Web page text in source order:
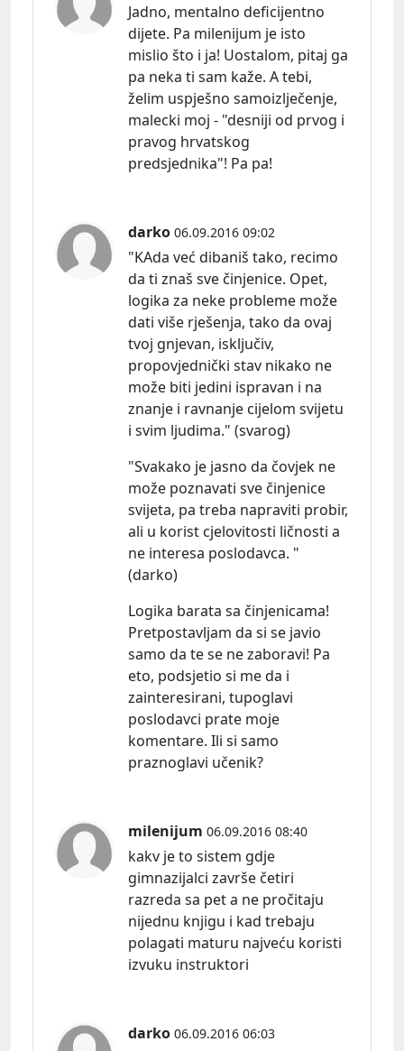
Jadno, mentalno deficijentno
dijete. Pa milenijum je isto
mislio što i ja! Uostalom, pitaj ga
pa neka ti sam kaže. A tebi,
želim uspješno samoizlječenje,
malecki moj - "desniji od prvog i
pravog hrvatskog
predsjednika"! Pa pa!
darko 06.09.2016 09:02
"KAda već dibaniš tako, recimo
da ti znaš sve činjenice. Opet,
logika za neke probleme može
dati više rješenja, tako da ovaj
tvoj gnjevan, isključiv,
propovjednički stav nikako ne
može biti jedini ispravan i na
znanje i ravnanje cijelom svijetu
i svim ljudima." (svarog)
"Svakako je jasno da čovjek ne
može poznavati sve činjenice
svijeta, pa treba napraviti probir,
ali u korist cjelovitosti ličnosti a
ne interesa poslodavca. "
(darko)
Logika barata sa činjenicama!
Pretpostavljam da si se javio
samo da te se ne zaboravi! Pa
eto, podsjetio si me da i
zainteresirani, tupoglavi
poslodavci prate moje
komentare. Ili si samo
praznoglavi učenik?
milenijum 06.09.2016 08:40
kakv je to sistem gdje
gimnazijalci završe četiri
razreda sa pet a ne pročitaju
nijednu knjigu i kad trebaju
polagati maturu najveću koristi
izvuku instruktori
darko 06.09.2016 06:03